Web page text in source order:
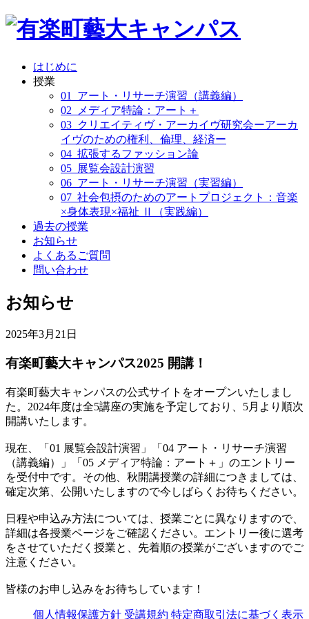
はじめに
授業
01_アート・リサーチ演習（講義編）
02_メディア特論：アート＋
03_クリエイティヴ・アーカイヴ研究会ーアーカ
イヴのための権利、倫理、経済ー
04_拡張するファッション論
05_展覧会設計演習
06_アート・リサーチ演習（実習編）
07_社会包摂のためのアートプロジェクト：音楽
×身体表現×福祉 Ⅱ（実践編）
過去の授業
お知らせ
よくあるご質問
問い合わせ
お知らせ
2025年3月21日
有楽町藝大キャンパス2025 開講！
有楽町藝大キャンパスの公式サイトをオープンいたしまし
た。2024年度は全5講座の実施を予定しており、5月より順次
開講いたします。
現在、「01 展覧会設計演習」「04 アート・リサーチ演習
（講義編）」「05 メディア特論：アート＋」のエントリー
を受付中です。その他、秋開講授業の詳細につきましては、
確定次第、公開いたしますので今しばらくお待ちください。
日程や申込み方法については、授業ごとに異なりますので、
詳細は各授業ページをご確認ください。エントリー後に選考
をさせていただく授業と、先着順の授業がございますのでご
注意ください。
皆様のお申し込みをお待ちしています！
個人情報保護方針 受講規約 特定商取引法に基づく表示